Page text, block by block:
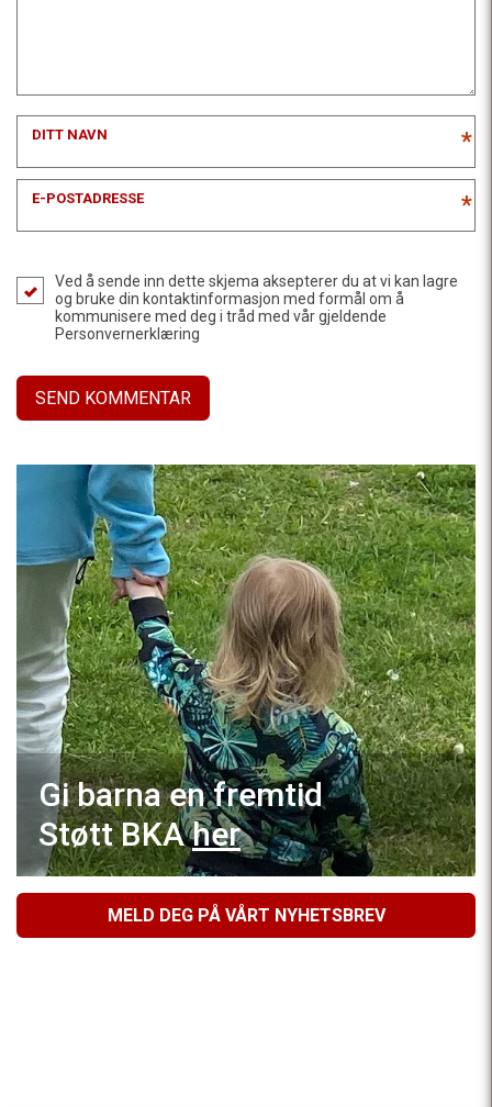
DITT NAVN *
E-POSTADRESSE *
Ved å sende inn dette skjema aksepterer du at vi kan lagre
og bruke din kontaktinformasjon med formål om å
kommunisere med deg i tråd med vår gjeldende
Personvernerklæring
Gi barna en fremtid
Støtt BKAher
MELD DEG PÅ VÅRT NYHETSBREV